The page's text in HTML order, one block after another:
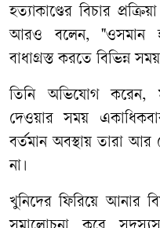
​হত্যাকাণ্ডের বিচার
আরও বলেন, "ওসমান
বাধাগ্রস্ত করতে বিভিন্ন
তিনি অভিযোগ করেন,
দেওয়ার সময়
বর্তমান অবস্থায় তারা আর
না।
​খুনিদের ফিরিয়ে আনার